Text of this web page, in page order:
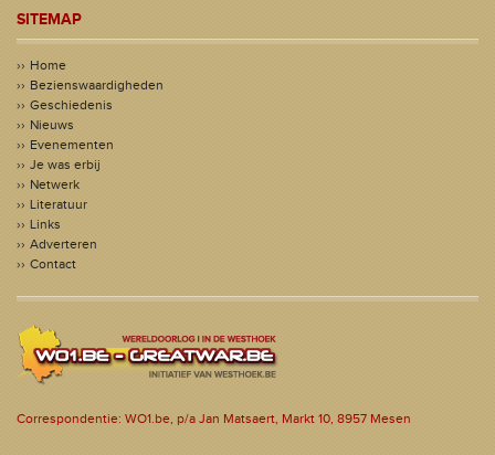
SITEMAP
Home
Bezienswaardigheden
Geschiedenis
Nieuws
Evenementen
Je was erbij
Netwerk
Literatuur
Links
Adverteren
Contact
Correspondentie: WO1.be, p/a Jan Matsaert, Markt 10, 8957 Mesen